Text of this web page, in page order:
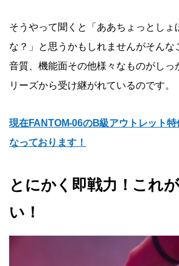
そうやって聞くと「ああちょっとしょ
な？」と思うかもしれませんがそんな
音質、機能面その他様々なものがしっ
リーズから受け継がれているのです。
現在FANTOM-06のB級アウトレット
なっております！
とにかく即戦力！これ
い！